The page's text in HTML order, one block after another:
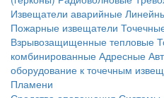
Извещатели аварийные
Пожарные извещатели
Взрывозащищенные тепловые
комбинированные Адресные
оборудование к точечным
Пламени